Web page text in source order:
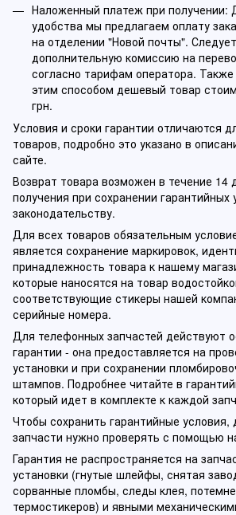
Наложенный платеж при получении:
удобства мы предлагаем оплату
на отделении "Новой почты".
дополнительную комиссию на
согласно тарифам оператора.
этим способом дешевый товар
грн.
Условия и сроки гарантии отличаются
товаров, подробно это указано в
сайте.
Возврат товара возможен в течение 14
получения при сохранении гарантийных
законодательству.
Для всех товаров обязательным
является сохранение маркировок,
принадлежность товара к нашему
которые наносятся на товар
соответствующие стикеры нашей
серийные номера.
Для телефонных запчастей действуют
гарантии - она предоставляется на
установки и при сохранении
штампов. Подробнее читайте в
который идет в комплекте к каждой
Чтобы сохранить гарантийные условия,
запчасти нужно проверять с помощью
Гарантия не распространяется на
установки (гнутые шлейфы, снятая
сорванные пломбы, следы клея,
термостикеров) и явными